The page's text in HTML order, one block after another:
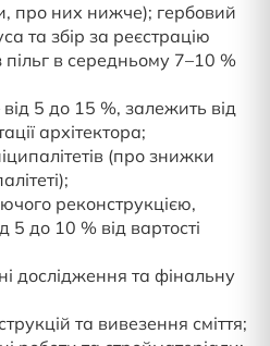
про них нижче); гербовий
та збір за реєстрацію
пільг в середньому 7–10 %
від 5 до 15 %, залежить від
архітектора;
(про знижки
реконструкцією,
5 до 10 % від вартості
дослідження та фінальну
та вивезення сміття;